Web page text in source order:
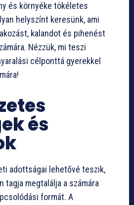
és környéke tökéletes
helyszínt keresünk, ami
kalandot és pihenést
Nézzük, mi teszi
célponttá gyerekkel
és
adottságai lehetővé teszik,
tagja megtalálja a számára
formát. A